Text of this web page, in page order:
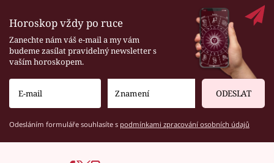
Horoskop vždy po ruce
Zanechte nám váš e-mail a my vám
budeme zasílat pravidelný newsletter s
vaším horoskopem.
ODESLAT
Odesláním formuláře souhlasíte s podmínkami zpracování osobních údajů